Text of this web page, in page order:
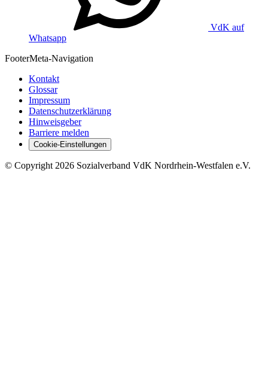
VdK auf
Whatsapp
FooterMeta-Navigation
Kontakt
Glossar
Impressum
Datenschutzerklärung
Hinweisgeber
Barriere melden
Cookie-Einstellungen
© Copyright 2026 Sozialverband VdK Nordrhein-Westfalen e.V.